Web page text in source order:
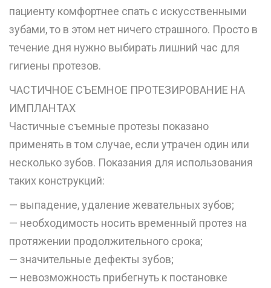
пациенту комфортнее спать с искусственными
зубами, то в этом нет ничего страшного. Просто в
течение дня нужно выбирать лишний час для
гигиены протезов.
ЧАСТИЧНОЕ СЪЕМНОЕ ПРОТЕЗИРОВАНИЕ НА
ИМПЛАНТАХ
Частичные съемные протезы показано
применять в том случае, если утрачен один или
несколько зубов. Показания для использования
таких конструкций:
— выпадение, удаление жевательных зубов;
— необходимость носить временный протез на
протяжении продолжительного срока;
— значительные дефекты зубов;
— невозможность прибегнуть к постановке